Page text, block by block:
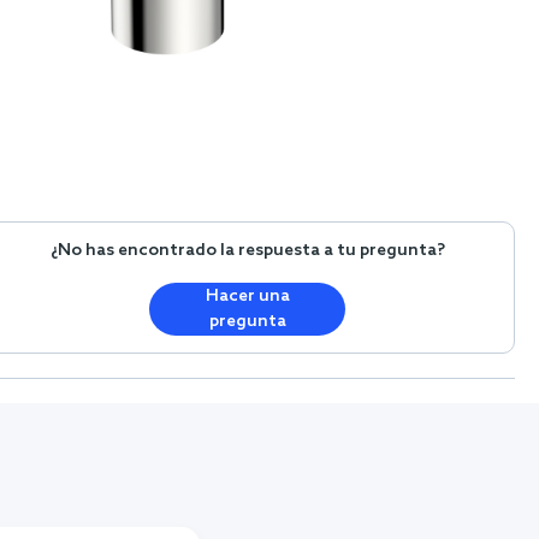
¿No has encontrado la respuesta a tu pregunta?
Hacer una
pregunta